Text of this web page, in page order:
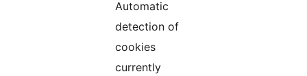
Automatic
detection of
cookies
currently